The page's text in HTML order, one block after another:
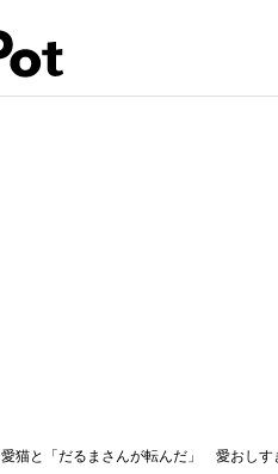
愛猫と「だるまさんが転んだ」 愛おしす